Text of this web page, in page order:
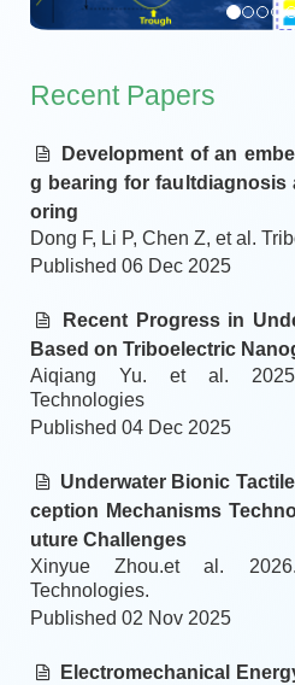
Recent Papers
Development of an
g bearing for faultdiagnosis
oring
Dong F, Li P, Chen Z, et al.
Published 06 Dec 2025
Recent Progress in
Based on Triboelectric
Aiqiang Yu. et al. 2025.
Technologies
Published 04 Dec 2025
Underwater Bionic
ception Mechanisms
uture Challenges
Xinyue Zhou.et al.
Technologies.
Published 02 Nov 2025
Electromechanical